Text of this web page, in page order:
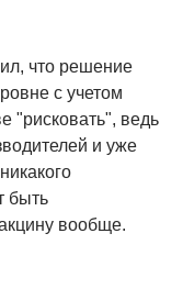
что решение
с учетом
"рисковать", ведь
и уже
быть
вообще.